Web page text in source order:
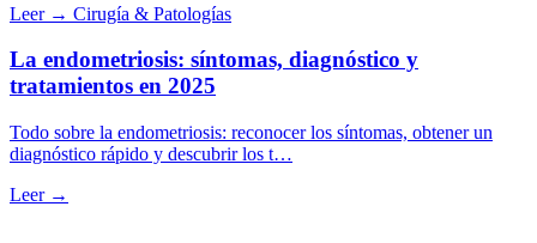
Leer → Cirugía & Patologías
La endometriosis: síntomas, diagnóstico y
tratamientos en 2025
Todo sobre la endometriosis: reconocer los síntomas, obtener un
diagnóstico rápido y descubrir los t…
Leer →